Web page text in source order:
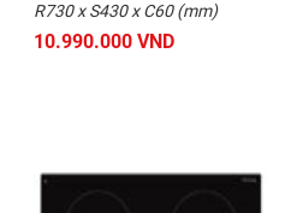
R730 x S430 x C60 (mm)
10.990.000 VND